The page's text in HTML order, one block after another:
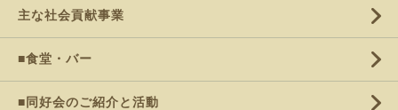
主な社会貢献事業
■食堂・バー
■同好会のご紹介と活動